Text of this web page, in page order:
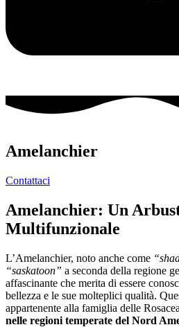
Amelanchier
Contattaci
Amelanchier: Un
Multifunzionale
L’Amelanchier, noto anche come
“saskatoon” a seconda della regione
affascinante che merita di essere
bellezza e le sue molteplici qualità.
appartenente alla famiglia delle
nelle regioni temperate del Nord